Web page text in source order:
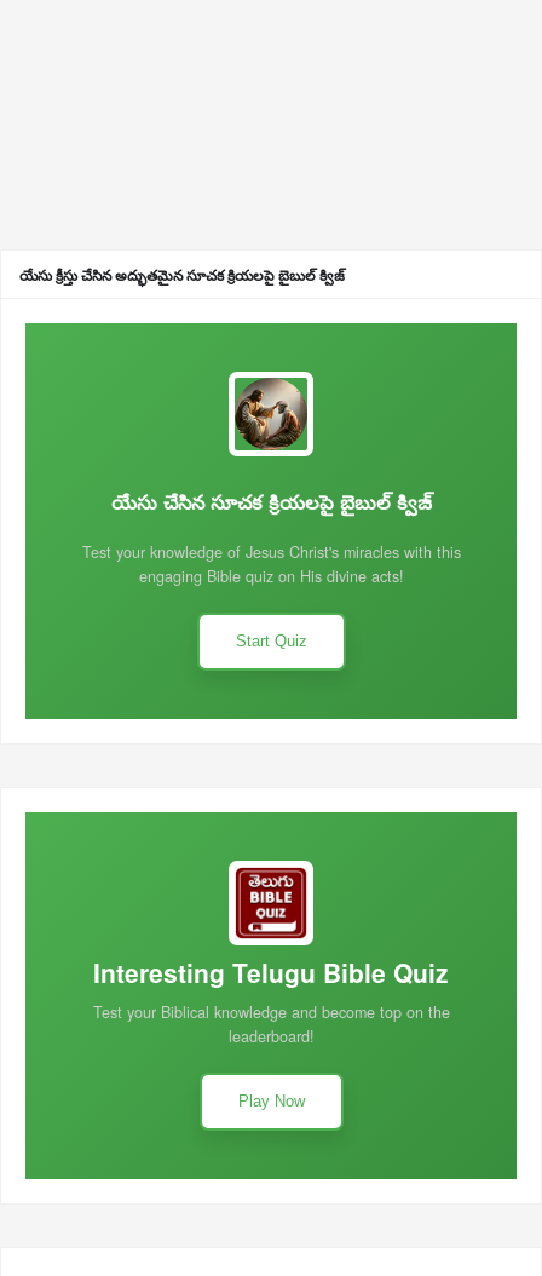
యేసు క్రీస్తు చేసిన అద్భుతమైన సూచక క్రియలపై బైబుల్ క్విజ్
యేసు చేసిన సూచక క్రియలపై బైబుల్ క్విజ్
Test your knowledge of Jesus Christ's miracles with this
engaging Bible quiz on His divine acts!
Start Quiz
Interesting Telugu Bible Quiz
Test your Biblical knowledge and become top on the
leaderboard!
Play Now